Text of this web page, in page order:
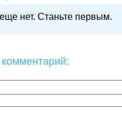
нет. Станьте первым.